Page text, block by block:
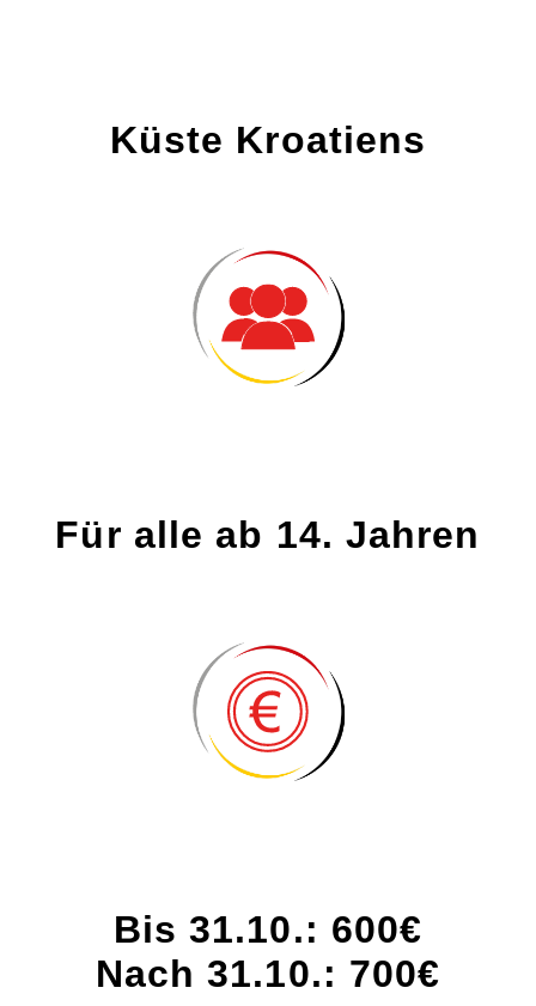
Küste Kroatiens
Für alle ab 14. Jahren
Bis 31.10.: 600€
Nach 31.10.: 700€